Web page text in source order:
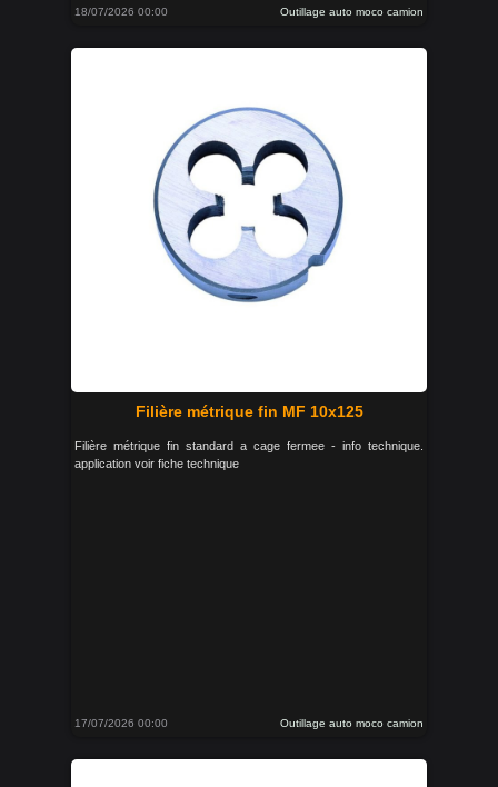
18/07/2026 00:00 Outillage auto moco camion
Filière métrique fin MF 10x125
Filière métrique fin standard a cage fermee - info technique.
application voir fiche technique
17/07/2026 00:00 Outillage auto moco camion